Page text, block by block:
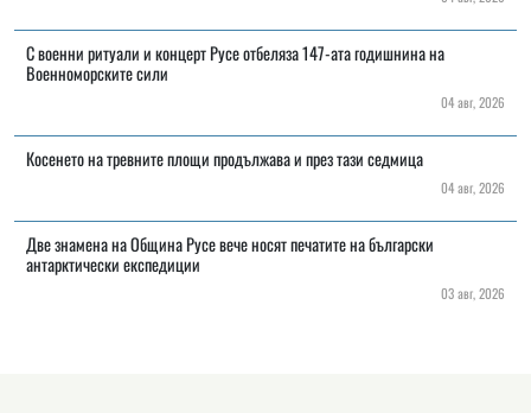
С военни ритуали и концерт Русе отбеляза 147-ата годишнина на
Военноморските сили
04 авг, 2026
Косенето на тревните площи продължава и през тази седмица
04 авг, 2026
Две знамена на Община Русе вече носят печатите на български
антарктически експедиции
03 авг, 2026